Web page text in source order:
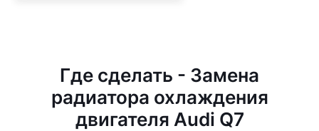
Где сделать - Замена
радиатора охлаждения
двигателя Audi Q7